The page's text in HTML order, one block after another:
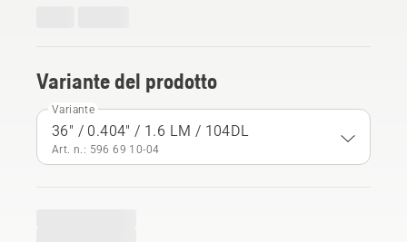
Variante del prodotto
Variante
36" / 0.404" / 1.6 LM / 104DL
Art. n.: 596 69 10‑04